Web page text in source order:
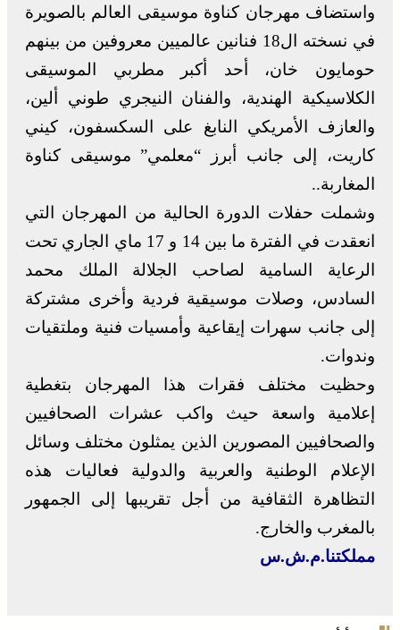
واستضاف مهرجان كناوة موسيقى العالم بالصويرة
في نسخته ال18 فنانين عالميين معروفين من بينهم
حومايون خان، أحد أكبر مطربي الموسيقى
الكلاسيكية الهندية، والفنان النيجري طوني ألين،
والعازف الأمريكي النابغ على السكسفون، كيني
كاريت، إلى جانب أبرز “معلمي” موسيقى كناوة
المغاربة..
وشملت حفلات الدورة الحالية من المهرجان التي
انعقدت في الفترة ما بين 14 و 17 ماي الجاري تحت
الرعاية السامية لصاحب الجلالة الملك محمد
السادس، وصلات موسيقية فردية وأخرى مشتركة
إلى جانب سهرات إيقاعية وأمسيات فنية وملتقيات
وندوات.
وحظيت مختلف فقرات هذا المهرجان بتغطية
إعلامية واسعة حيث واكب عشرات الصحافيين
والصحافيين المصورين الذين يمثلون مختلف وسائل
الإعلام الوطنية والعربية والدولية فعاليات هذه
التظاهرة الثقافية من أجل تقريبها إلى الجمهور
بالمغرب والخارج.
مملكتنا.م.ش.س